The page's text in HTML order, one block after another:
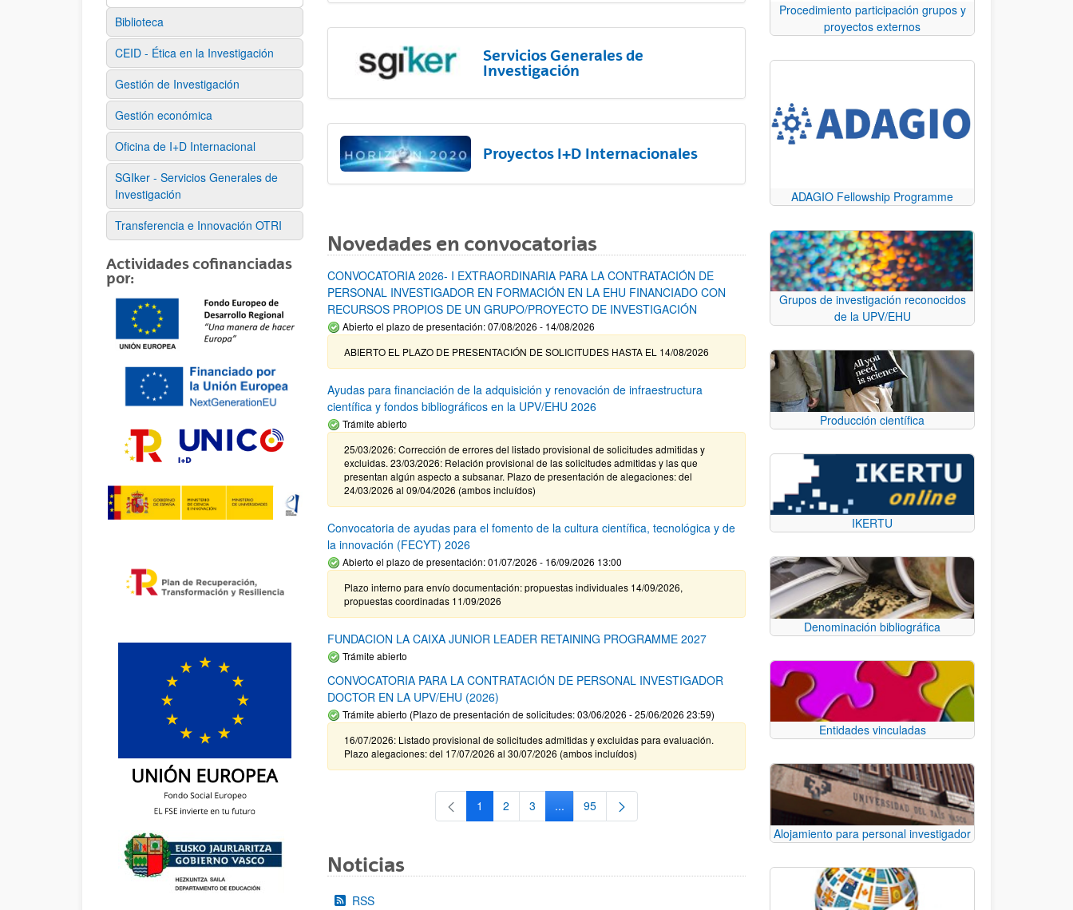
Biblioteca
CEID - Ética en la Investigación
Gestión de Investigación
Gestión económica
Oficina de I+D Internacional
SGIker - Servicios Generales de
Investigación
Transferencia e Innovación OTRI
Actividades cofinanciadas
por:
Servicios Generales de
Investigación
Proyectos I+D Internacionales
Novedades en convocatorias
CONVOCATORIA 2026- I EXTRAORDINARIA PARA LA CONTRATACIÓN DE
PERSONAL INVESTIGADOR EN FORMACIÓN EN LA EHU FINANCIADO CON
RECURSOS PROPIOS DE UN GRUPO/PROYECTO DE INVESTIGACIÓN
Abierto el plazo de presentación: 07/08/2026 - 14/08/2026
ABIERTO EL PLAZO DE PRESENTACIÓN DE SOLICITUDES HASTA EL 14/08/2026
Ayudas para financiación de la adquisición y renovación de infraestructura
científica y fondos bibliográficos en la UPV/EHU 2026
Trámite abierto
25/03/2026: Corrección de errores del listado provisional de solicitudes admitidas y
excluidas. 23/03/2026: Relación provisional de las solicitudes admitidas y las que
presentan algún aspecto a subsanar. Plazo de presentación de alegaciones: del
24/03/2026 al 09/04/2026 (ambos incluídos)
Convocatoria de ayudas para el fomento de la cultura científica, tecnológica y de
la innovación (FECYT) 2026
Abierto el plazo de presentación: 01/07/2026 - 16/09/2026 13:00
Plazo interno para envío documentación: propuestas individuales 14/09/2026,
propuestas coordinadas 11/09/2026
FUNDACION LA CAIXA JUNIOR LEADER RETAINING PROGRAMME 2027
Trámite abierto
CONVOCATORIA PARA LA CONTRATACIÓN DE PERSONAL INVESTIGADOR
DOCTOR EN LA UPV/EHU (2026)
Trámite abierto (Plazo de presentación de solicitudes: 03/06/2026 - 25/06/2026 23:59)
16/07/2026: Listado provisional de solicitudes admitidas y excluidas para evaluación.
Plazo alegaciones: del 17/07/2026 al 30/07/2026 (ambos incluídos)
Página
1 Página
2 Página
3 ...Páginas intermedias Use TAB para desplazarse.
Página
95
Noticias
RSS
Procedimiento participación grupos y
proyectos externos
ADAGIO Fellowship Programme
Grupos de investigación reconocidos
de la UPV/EHU
Producción científica
IKERTU
Denominación bibliográfica
Entidades vinculadas
Alojamiento para personal investigador